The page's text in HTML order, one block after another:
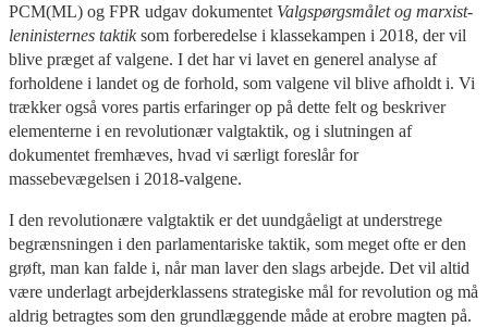
PCM(ML) og FPR udgav dokumentet Valgspørgsmålet og marxist-
leninisternes taktiksom forberedelse i klassekampen i 2018, der vil
blive præget af valgene. I det har vi lavet en generel analyse af
forholdene i landet og de forhold, som valgene vil blive afholdt i. Vi
trækker også vores partis erfaringer op på dette felt og beskriver
elementerne i en revolutionær valgtaktik, og i slutningen af
dokumentet fremhæves, hvad vi særligt foreslår for
massebevægelsen i 2018-valgene.
I den revolutionære valgtaktik er det uundgåeligt at understrege
begrænsningen i den parlamentariske taktik, som meget ofte er den
grøft, man kan falde i, når man laver den slags arbejde. Det vil altid
være underlagt arbejderklassens strategiske mål for revolution og må
aldrig betragtes som den grundlæggende måde at erobre magten på.